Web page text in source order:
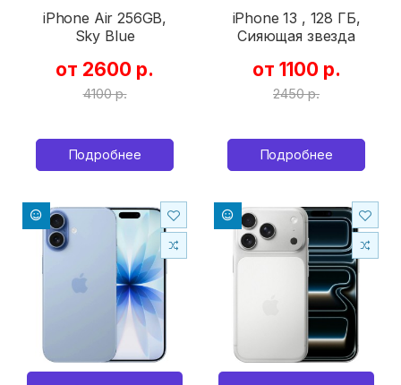
iPhone Air 256GB,
Sky Blue
от 2600 р.
4100 р.
Подробнее
iPhone 13 , 128 ГБ,
Сияющая звезда
от 1100 р.
2450 р.
Подробнее